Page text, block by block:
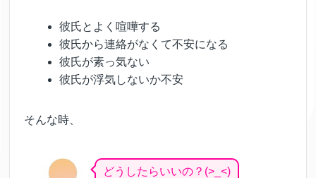
彼氏とよく喧嘩する
彼氏から連絡がなくて不安になる
彼氏が素っ気ない
彼氏が浮気しないか不安
そんな時、
どうしたらいいの？(>_<)